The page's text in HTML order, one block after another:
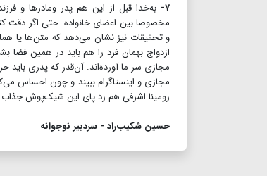
۷- به‌خدا قبل از این هم پدر ومادرها و
مخصوصا بین اعضای خانواده. حتی اگر دقت
و تحقیقات نیز نشان می‌دهد که متن‌ها یا
ازدواج بهمان فرد را هم باید در همین فضا
مجازی سر ما آورده‌اند. آن‌قدر که پدری
مجازی و اینستاگرام ببیند و چون احساس
رومینا اشرفی هم رد پای این شیک‌پوش
حسین شکیب‌راد - سردبیر نوجوانه